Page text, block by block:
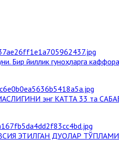
Бир йиллик гуноҳларга
энг КАТТА 33 та
ЭТИЛГАН ДУОЛАР ТЎПЛАМИ